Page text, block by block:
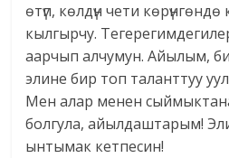
өтүп, көлдүн чети
кылгырчу.
аарчып алчумун. Айылым,
элине бир топ таланттуу
Мен алар менен
болгула, айылдаштарым!
ынтымак кетпесин!